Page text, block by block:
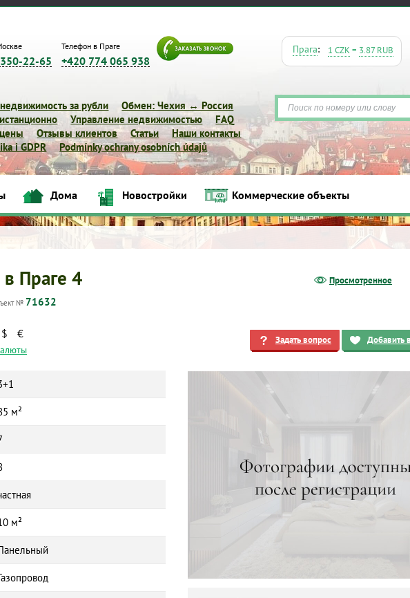
22-65
Телефон в Праге
+420 774 065 938
Прага: 1 CZK= 3.87 RUB
за рубли
Обмен: Чехия ↔ Россия
Управление недвижимостью
FAQ
Отзывы клиентов Статьи
Наши контакты
i GDPR
Podmínky ochrany osobních údajů
Дома Новостройки Коммерческие объекты
Дома Новостройки Коммерческие объекты
Просмотренное
Праге 4
№ 71632
Задать вопрос Добавить
$ €
м²
м²